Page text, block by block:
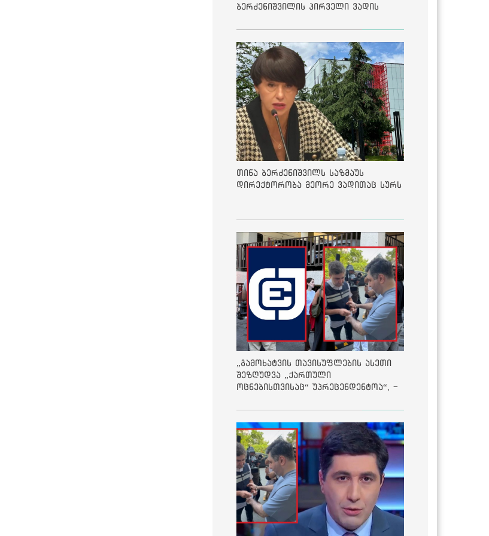
ბერძენიშვილის პირველი ვადის
თინა ბერძენიშვილს საზმაუს
დირექტორობა მეორე ვადითაც სურს
„გამოხატვის თავისუფლების ასეთი
შეზღუდვა „ქართული
ოცნებისთვისაც“ უპრეცენდენტოა“, -